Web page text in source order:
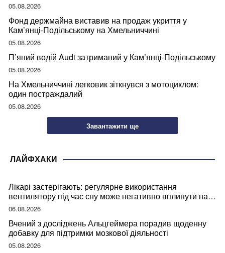
05.08.2026
Фонд держмайна виставив на продаж укриття у
Кам’янці-Подільському на Хмельниччині
05.08.2026
П’яний водій Audi затриманий у Кам’янці-Подільському
05.08.2026
На Хмельниччині легковик зіткнувся з мотоциклом:
один постраждалий
05.08.2026
Завантажити ще
ЛАЙФХАКИ
Лікарі застерігають: регулярне використання
вентилятору під час сну може негативно вплинути на
ваше здоров’я
06.08.2026
Вчений з досліджень Альцгеймера порадив щоденну
добавку для підтримки мозкової діяльності
05.08.2026